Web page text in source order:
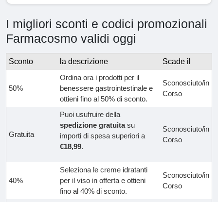
I migliori sconti e codici promozionali
Farmacosmo validi oggi
Sconto la descrizione Scade il
50%
Ordina ora i prodotti per il
benessere gastrointestinale e
ottieni fino al 50% di sconto.
Sconosciuto/in
Corso
Gratuita
Puoi usufruire della
spedizione gratuitasu
importi di spesa superiori a
€18,99.
Sconosciuto/in
Corso
40%
Seleziona le creme idratanti
per il viso in offerta e ottieni
fino al 40% di sconto.
Sconosciuto/in
Corso